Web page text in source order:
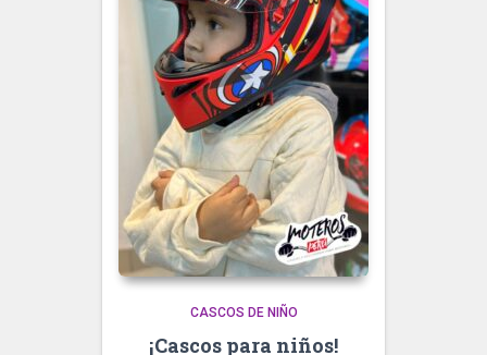
CASCOS DE NIÑO
¡Cascos para niños!